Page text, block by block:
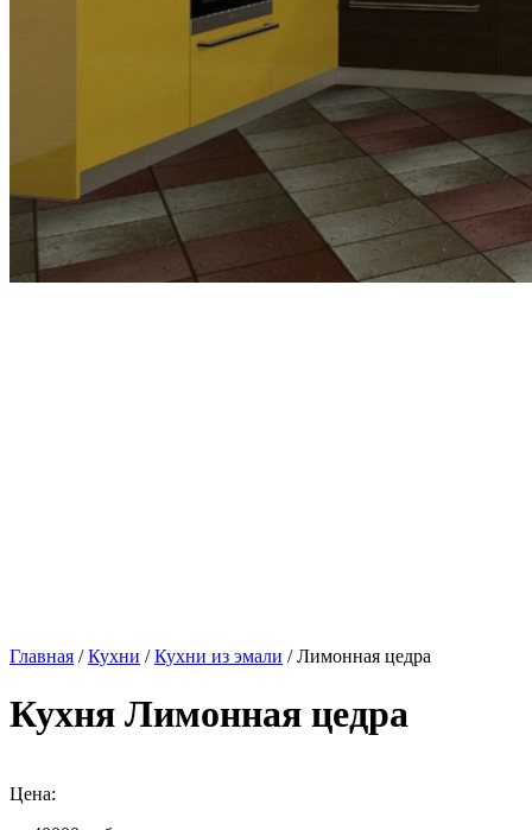
Главная /Кухни /Кухни из эмали / Лимонная цедра
Кухня Лимонная цедра
Цена: